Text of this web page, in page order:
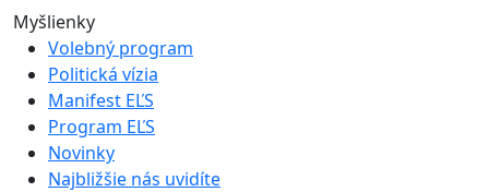
Myšlienky
Volebný program
Politická vízia
Manifest EĽS
Program EĽS
Novinky
Najbližšie nás uvidíte